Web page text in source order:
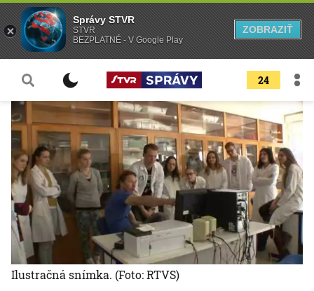
24
Ilustračná snímka. (Foto: RTVS)
Správy STVR
STVR
BEZPLATNÉ - V Google Play
ZOBRAZIŤ